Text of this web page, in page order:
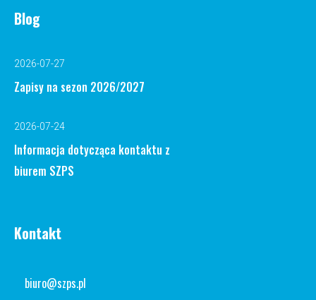
Blog
2026-07-27
Zapisy na sezon 2026/2027
2026-07-24
Informacja dotycząca kontaktu z
biurem SZPS
Kontakt
biuro@szps.pl